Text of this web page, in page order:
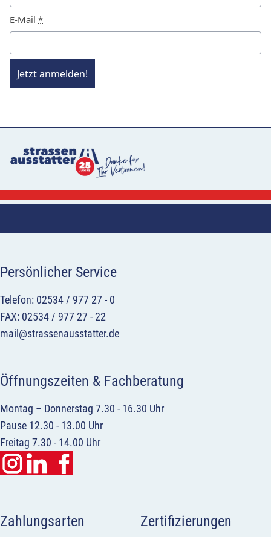
E-Mail *
Jetzt anmelden!
Persönlicher Service
Telefon: 02534 / 977 27 - 0
FAX: 02534 / 977 27 - 22
mail@strassenausstatter.de
Öffnungszeiten & Fachberatung
Montag – Donnerstag 7.30 - 16.30 Uhr
Pause 12.30 - 13.00 Uhr
Freitag 7.30 - 14.00 Uhr
Zahlungsarten Zertifizierungen